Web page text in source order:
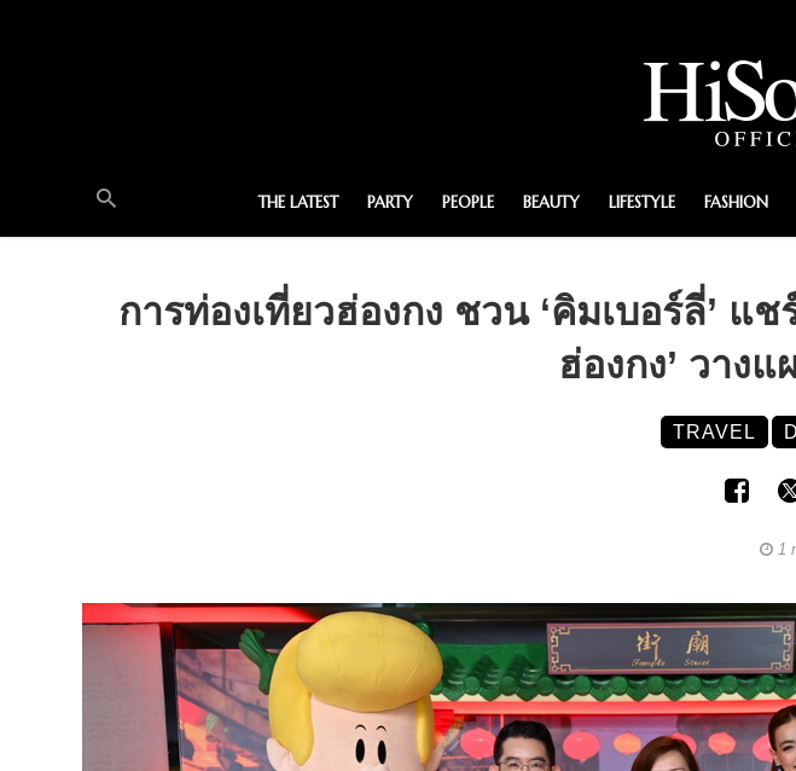
THE LATEST PARTY PEOPLE BEAUTY LIFESTYLE FASHION
การท่องเที่ยวฮ่องกง ชวน ‘คิมเบอร์ลี่’
ฮ่องกง’ วาง
TRAVEL
1